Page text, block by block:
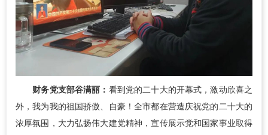
财务党支部谷满丽： 看到党的二十大的开幕式，激动欣喜之
外，我为我的祖国骄傲、自豪！全市都在营造庆祝党的二十大的
浓厚氛围，大力弘扬伟大建党精神，宣传展示党和国家事业取得